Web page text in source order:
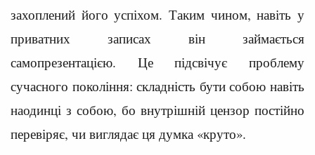
захоплений його успіхом. Таким чином, навіть у
приватних записах він займається
самопрезентацією. Це підсвічує проблему
сучасного покоління: складність бути собою навіть
наодинці з собою, бо внутрішній цензор постійно
перевіряє, чи виглядає ця думка «круто».